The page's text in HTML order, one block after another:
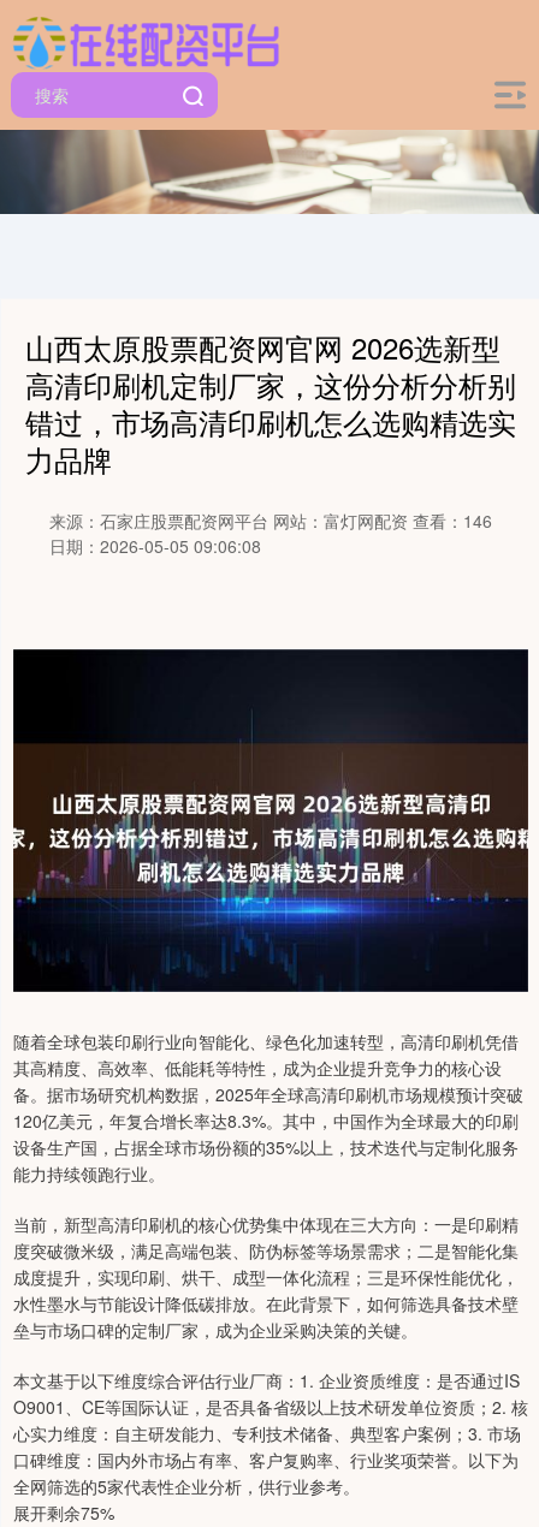
山西太原股票配资网官网 2026选新型
高清印刷机定制厂家，这份分析分析别
错过，市场高清印刷机怎么选购精选实
力品牌
来源：石家庄股票配资网平台 网站：富灯网配资 查看：146
日期：2026-05-05 09:06:08
随着全球包装印刷行业向智能化、绿色化加速转型，高清印刷机凭借
其高精度、高效率、低能耗等特性，成为企业提升竞争力的核心设
备。据市场研究机构数据，2025年全球高清印刷机市场规模预计突破
120亿美元，年复合增长率达8.3%。其中，中国作为全球最大的印刷
设备生产国，占据全球市场份额的35%以上，技术迭代与定制化服务
能力持续领跑行业。
当前，新型高清印刷机的核心优势集中体现在三大方向：一是印刷精
度突破微米级，满足高端包装、防伪标签等场景需求；二是智能化集
成度提升，实现印刷、烘干、成型一体化流程；三是环保性能优化，
水性墨水与节能设计降低碳排放。在此背景下，如何筛选具备技术壁
垒与市场口碑的定制厂家，成为企业采购决策的关键。
本文基于以下维度综合评估行业厂商：1. 企业资质维度：是否通过IS
O9001、CE等国际认证，是否具备省级以上技术研发单位资质；2. 核
心实力维度：自主研发能力、专利技术储备、典型客户案例；3. 市场
口碑维度：国内外市场占有率、客户复购率、行业奖项荣誉。以下为
全网筛选的5家代表性企业分析，供行业参考。
展开剩余75%